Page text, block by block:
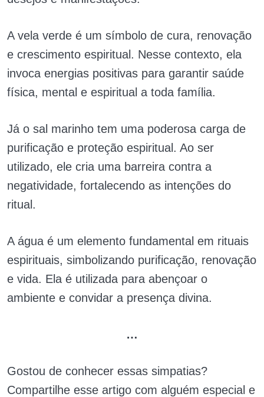
A vela verde é um símbolo de cura, renovação
e crescimento espiritual. Nesse contexto, ela
invoca energias positivas para garantir saúde
física, mental e espiritual a toda família.
Já o sal marinho tem uma poderosa carga de
purificação e proteção espiritual. Ao ser
utilizado, ele cria uma barreira contra a
negatividade, fortalecendo as intenções do
ritual.
A água é um elemento fundamental em rituais
espirituais, simbolizando purificação, renovação
e vida. Ela é utilizada para abençoar o
ambiente e convidar a presença divina.
…
Gostou de conhecer essas simpatias?
Compartilhe esse artigo com alguém especial e